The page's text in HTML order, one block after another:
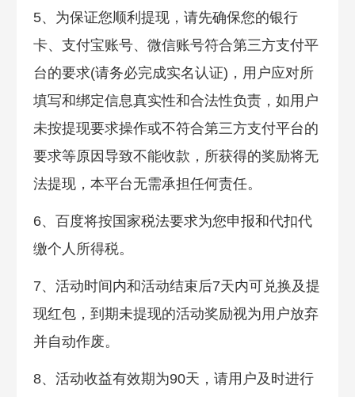
5、为保证您顺利提现，请先确保您的银行
卡、支付宝账号、微信账号符合第三方支付平
台的要求(请务必完成实名认证)，用户应对所
填写和绑定信息真实性和合法性负责，如用户
未按提现要求操作或不符合第三方支付平台的
要求等原因导致不能收款，所获得的奖励将无
法提现，本平台无需承担任何责任。
6、百度将按国家税法要求为您申报和代扣代
缴个人所得税。
7、活动时间内和活动结束后7天内可兑换及提
现红包，到期未提现的活动奖励视为用户放弃
并自动作废。
8、活动收益有效期为90天，请用户及时进行